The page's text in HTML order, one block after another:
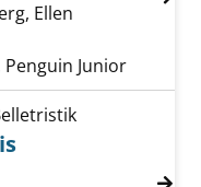
Schweigende
Ellen
Junior